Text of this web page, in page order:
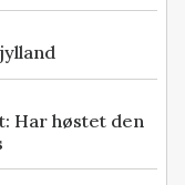
Har høstet den